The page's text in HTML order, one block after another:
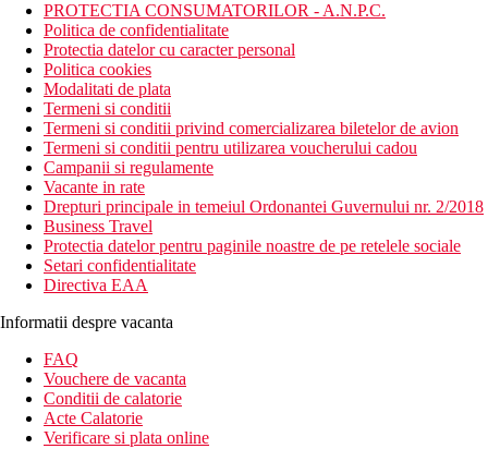
PROTECTIA CONSUMATORILOR - A.N.P.C.
Politica de confidentialitate
Protectia datelor cu caracter personal
Politica cookies
Modalitati de plata
Termeni si conditii
Termeni si conditii privind comercializarea biletelor de avion
Termeni si conditii pentru utilizarea voucherului cadou
Campanii si regulamente
Vacante in rate
Drepturi principale in temeiul Ordonantei Guvernului nr. 2/2018
Business Travel
Protectia datelor pentru paginile noastre de pe retelele sociale
Setari confidentialitate
Directiva EAA
Informatii despre vacanta
FAQ
Vouchere de vacanta
Conditii de calatorie
Acte Calatorie
Verificare si plata online